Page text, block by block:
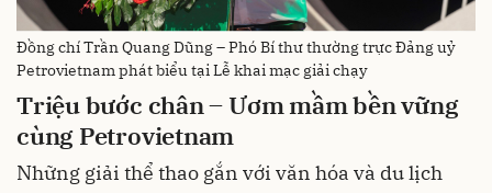
Đồng chí Trần Quang Dũng – Phó Bí thư thường trực Đảng uỷ
Petrovietnam phát biểu tại Lễ khai mạc giải chạy
Triệu bước chân – Ươm mầm bền vững
cùng Petrovietnam
Những giải thể thao gắn với văn hóa và du lịch